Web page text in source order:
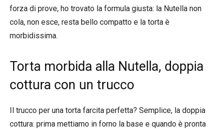
forza di prove, ho trovato la formula giusta: la Nutella non
cola, non esce, resta bello compatto e la torta è
morbidissima.
Torta morbida alla Nutella, doppia
cottura con un trucco
Il trucco per una torta farcita perfetta? Semplice, la doppia
cottura: prima mettiamo in forno la base e quando è pronta